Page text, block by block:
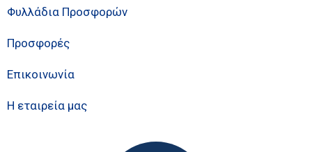
Φυλλάδια Προσφορών
Προσφορές
Επικοινωνία
Η εταιρεία μας